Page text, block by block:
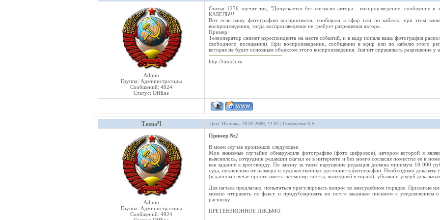
Admin
Группа: Администраторы
Сообщений: 4924
Статус: Offline
Статья 1276 звучит так, "Допускается без согласия автора... воспроизведение,
КАБЕЛЬ!!!
Вот если вашу фотографию воспроизвели, сообщили в эфир или по кабелю, при этом ваше
воспроизведения, тогда воспроизведение не требует разрешения автора.
Пример:
Телеоператор снимет кореспондента на месте событий, и в кадр попала ваша фотография
свободного посещения). При воспроизведении, сообщении в эфир или по кабелю этого
которая не будет основным объектом этого воспроизведения. Значит спрашивать разрешение
http://timich.ru
ТимыЧ Дата: Пятница, 20.02.2009, 14:02 | Сообщение # 5
Admin
Группа: Администраторы
Сообщений: 4924
Пример №2
В моем случае произошло следующее:
Мои знакомые случайно обнаружили фотографию (фото цифровое), автором которой я
выяснилось, сотрудник редакции скачал ее в интернете и без моего согласия поместил ее в
как задание к кроссворду. По закону за такое нарушение редакция должна минимум 10 000
суда, независимо от размера и художественных достоинств фотографии. Необходимо доказать
(в данном случае просто иметь экземпляр газеты, вышедшей в тираж), убылки и ущерб
Для начала предлагаю, попытаться урегулировать вопрос во внесудебном порядке. Прилагаю
можно отправить по факсу и продублировать по почте заказным письмом с уведомлением
расписку.
ПРЕТЕНЗИОННОЕ ПИСЬМО